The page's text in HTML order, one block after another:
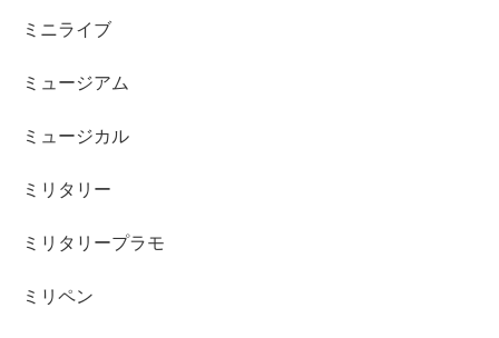
ミニライブ
ミュージアム
ミュージカル
ミリタリー
ミリタリープラモ
ミリペン